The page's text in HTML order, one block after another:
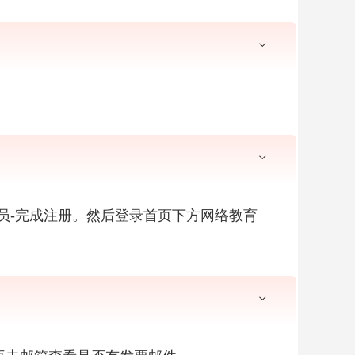
-完成注册。然后登录首页下方网络教育